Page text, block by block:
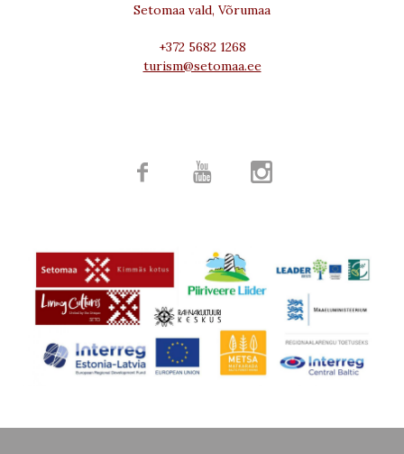
Setomaa vald, Võrumaa
+372 5682 1268
turism@setomaa.ee
  